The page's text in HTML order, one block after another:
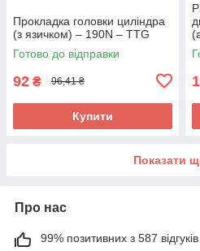
Прокладка головки циліндра
(з язичком) – 190N – TTG
Готово до відправки
92 ₴ 96,41 ₴
Купити
Показати
Про нас
99% позитивних з 587 відгуків